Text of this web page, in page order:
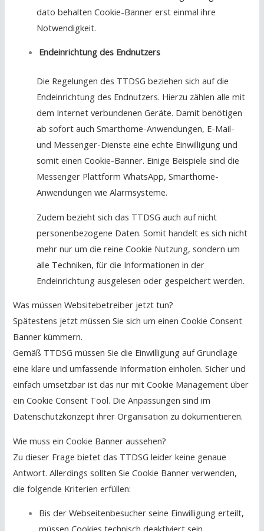
dato behalten Cookie-Banner erst einmal ihre
Notwendigkeit.
Endeinrichtung des Endnutzers
Die Regelungen des TTDSG beziehen sich auf die
Endeinrichtung des Endnutzers. Hierzu zählen alle mit
dem Internet verbundenen Geräte. Damit benötigen
ab sofort auch Smarthome-Anwendungen, E-Mail-
und Messenger-Dienste eine echte Einwilligung und
somit einen Cookie-Banner. Einige Beispiele sind die
Messenger Plattform WhatsApp, Smarthome-
Anwendungen wie Alarmsysteme.
Zudem bezieht sich das TTDSG auch auf nicht
personenbezogene Daten. Somit handelt es sich nicht
mehr nur um die reine Cookie Nutzung, sondern um
alle Techniken, für die Informationen in der
Endeinrichtung ausgelesen oder gespeichert werden.
Was müssen Websitebetreiber jetzt tun?
Spätestens jetzt müssen Sie sich um einen Cookie Consent
Banner kümmern.
Gemäß TTDSG müssen Sie die Einwilligung auf Grundlage
eine klare und umfassende Information einholen. Sicher und
einfach umsetzbar ist das nur mit Cookie Management über
ein Cookie Consent Tool. Die Anpassungen sind im
Datenschutzkonzept ihrer Organisation zu dokumentieren.
Wie muss ein Cookie Banner aussehen?
Zu dieser Frage bietet das TTDSG leider keine genaue
Antwort. Allerdings sollten Sie Cookie Banner verwenden,
die folgende Kriterien erfüllen:
Bis der Webseitenbesucher seine Einwilligung erteilt,